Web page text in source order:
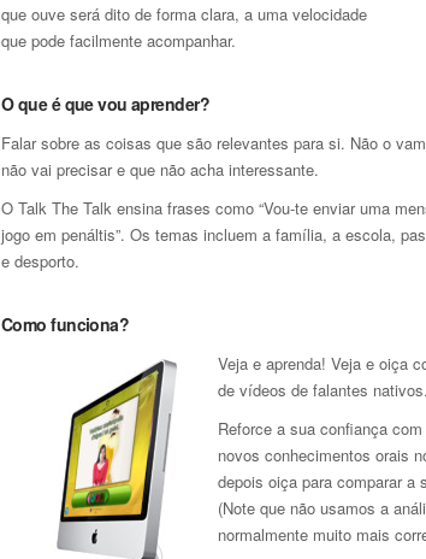
que ouve será dito de forma clara, a uma velocidade
que pode facilmente acompanhar.
O que é que vou aprender?
Falar sobre as coisas que são relevantes para si. Não o
não vai precisar e que não acha interessante.
O Talk The Talk ensina frases como “Vou-te enviar uma
jogo em penáltis”. Os temas incluem a família, a escola,
e desporto.
Como funciona?
Veja e aprenda! Veja e oiça
de vídeos de falantes nativos.
Reforce a sua confiança
novos conhecimentos orais
depois oiça para comparar a
(Note que não usamos a
normalmente muito mais